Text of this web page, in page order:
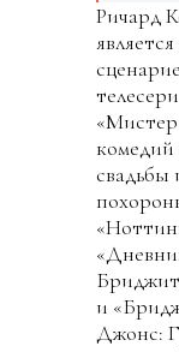
Ричард
свадьбы
и
Джонс: